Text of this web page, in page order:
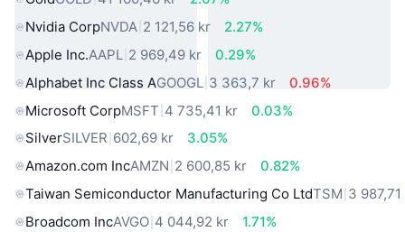
Nvidia CorpNVDA 2 121,56 kr
2.27%
Apple Inc.AAPL 2 969,49 kr
0.29%
Alphabet Inc Class AGOOGL 3 363,7 kr
0.96%
Microsoft CorpMSFT 4 735,41 kr
0.03%
SilverSILVER 602,69 kr
3.05%
Amazon.com IncAMZN 2 600,85 kr
0.82%
Taiwan Semiconductor Manufacturing Co LtdTSM 3
Broadcom IncAVGO 4 044,92 kr
1.71%